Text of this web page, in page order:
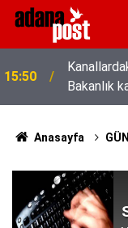
15:50
Bakanlık
Anasayfa